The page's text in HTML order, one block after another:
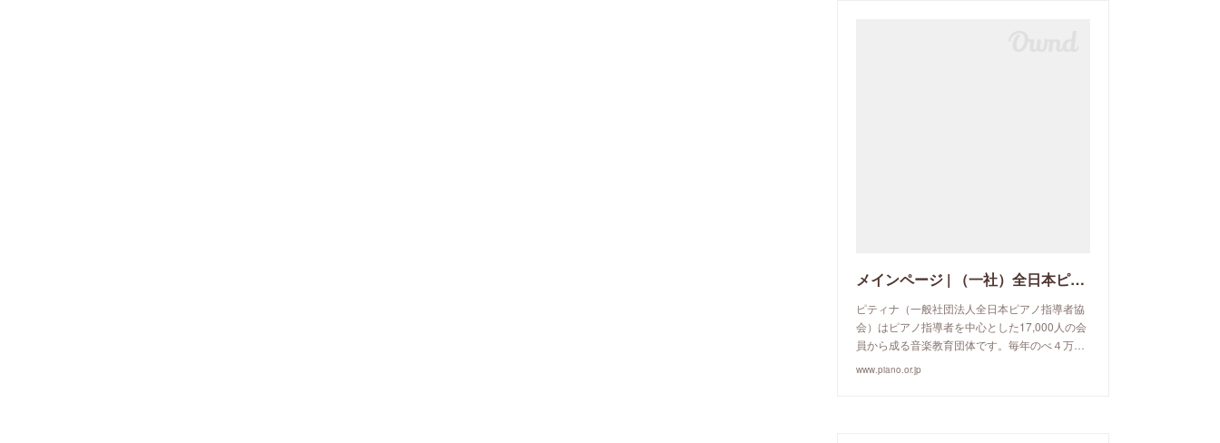
メインページ | （一社）全日本ピアノ指導者協会
ピティナ（一般社団法人全日本ピアノ指導者協
会）はピアノ指導者を中心とした17,000人の会
員から成る音楽教育団体です。毎年のべ４万…
www.piano.or.jp